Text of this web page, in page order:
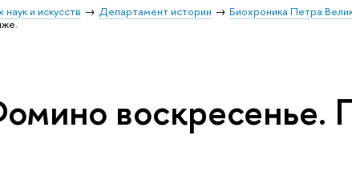
и искусств Департамент истории
Биохроника Петра
воскресенье.